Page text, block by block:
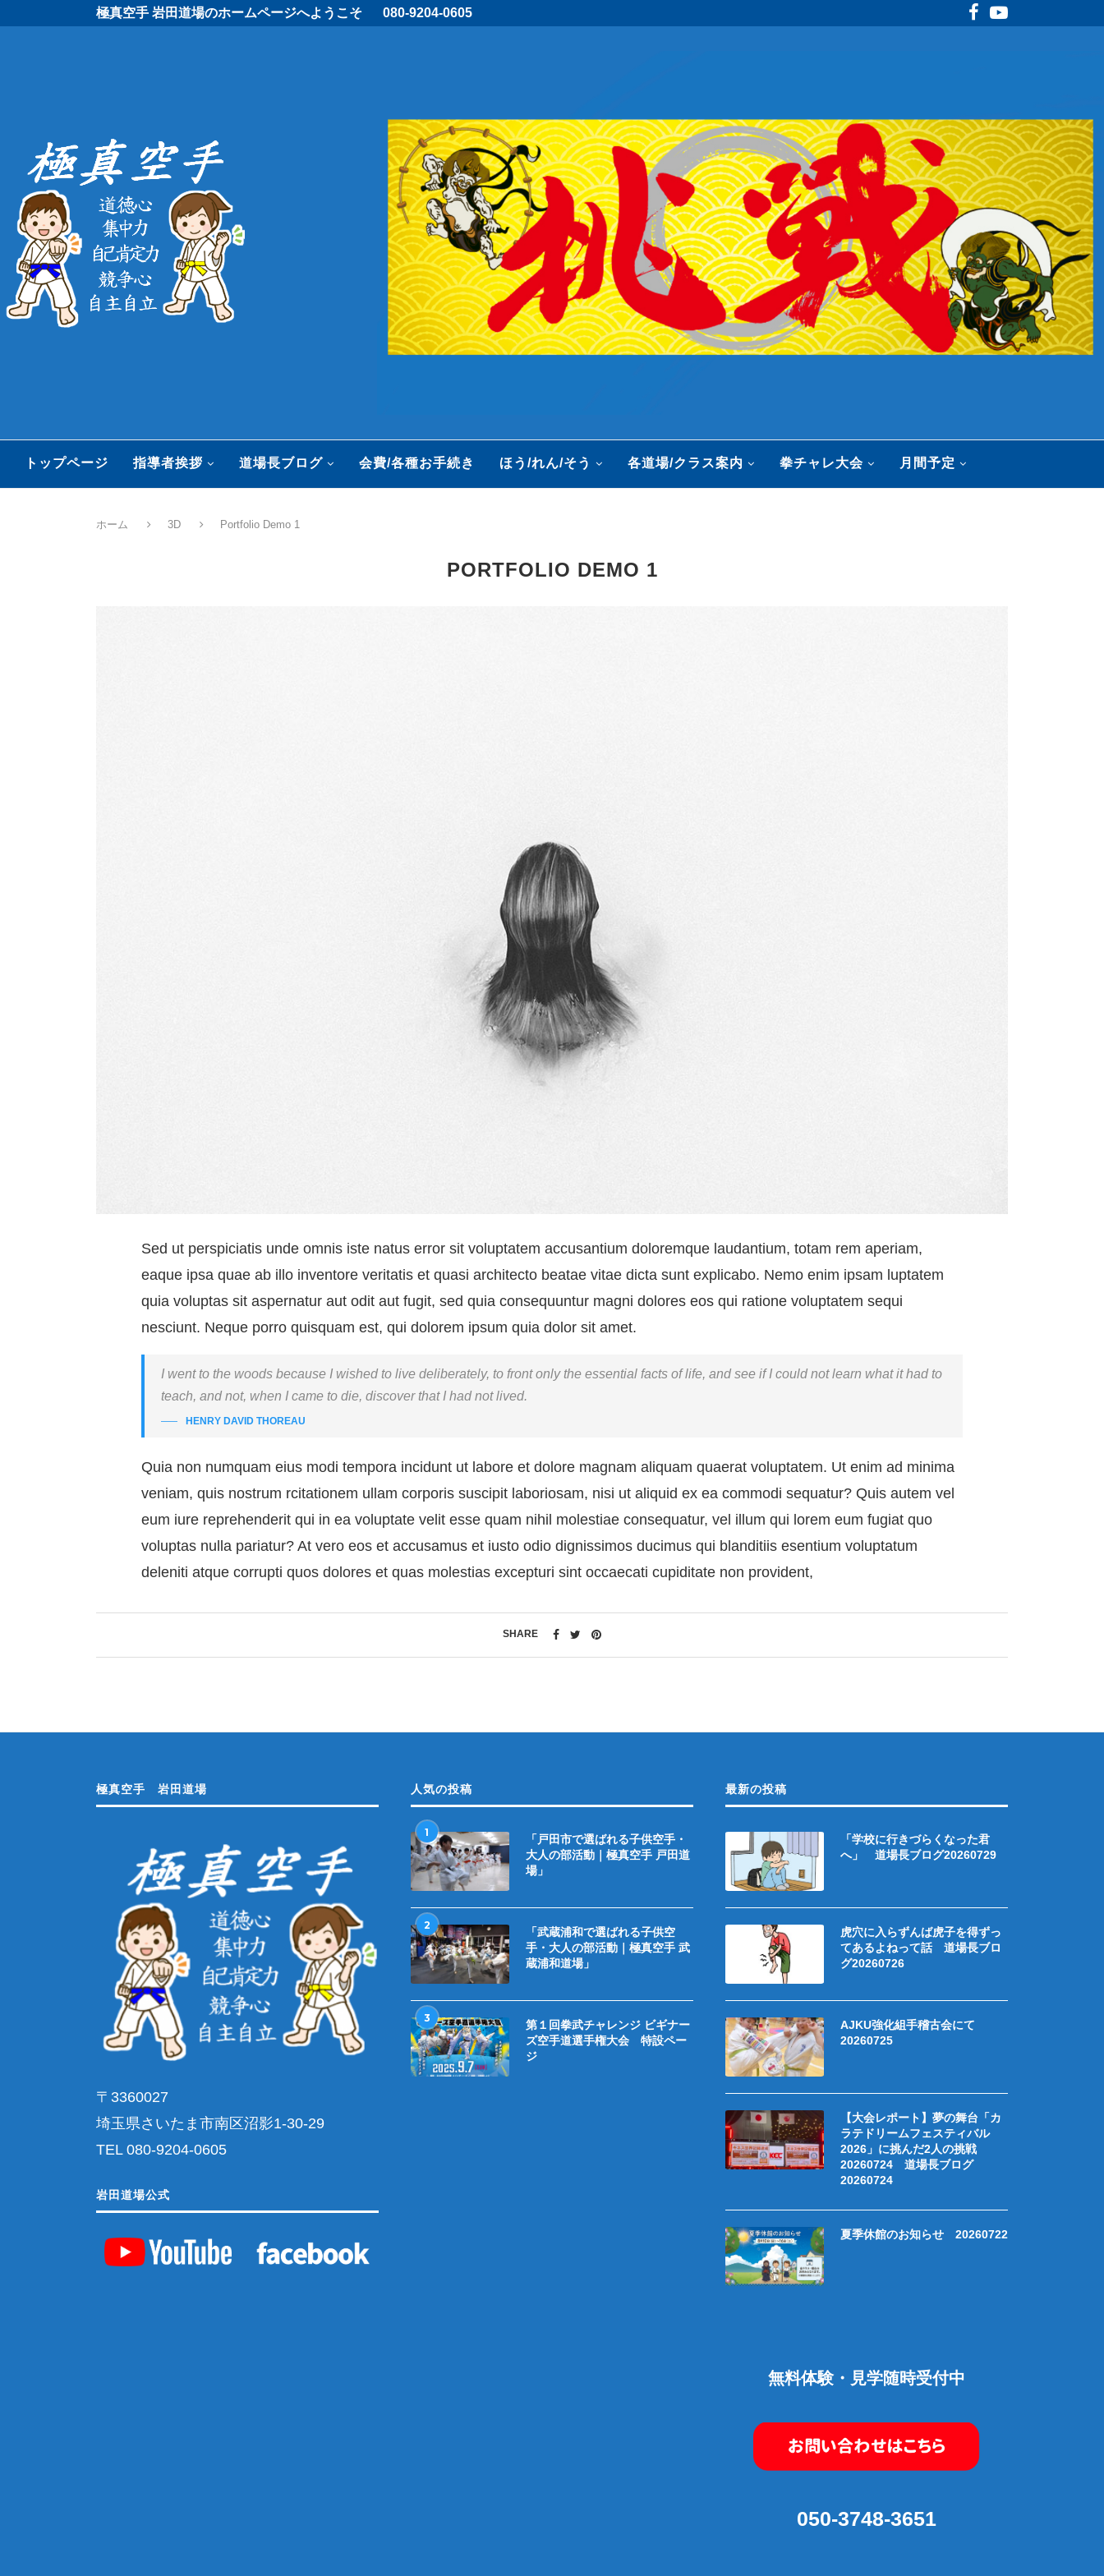
極真空手 岩田道場のホームページへようこそ 080-9204-0605
トップページ 指導者挨拶 道場長ブログ 会費/各種お手続き ほう/れん/そう 各道場/クラス案内 拳チャレ大会 月間予定
ホーム 3D Portfolio Demo 1
PORTFOLIO DEMO 1
Sed ut perspiciatis unde omnis iste natus error sit voluptatem accusantium doloremque laudantium, totam rem aperiam,
eaque ipsa quae ab illo inventore veritatis et quasi architecto beatae vitae dicta sunt explicabo. Nemo enim ipsam luptatem
quia voluptas sit aspernatur aut odit aut fugit, sed quia consequuntur magni dolores eos qui ratione voluptatem sequi
nesciunt. Neque porro quisquam est, qui dolorem ipsum quia dolor sit amet.
I went to the woods because I wished to live deliberately, to front only the essential facts of life, and see if I could not learn what it had to
teach, and not, when I came to die, discover that I had not lived.
HENRY DAVID THOREAU
Quia non numquam eius modi tempora incidunt ut labore et dolore magnam aliquam quaerat voluptatem. Ut enim ad minima
veniam, quis nostrum rcitationem ullam corporis suscipit laboriosam, nisi ut aliquid ex ea commodi sequatur? Quis autem vel
eum iure reprehenderit qui in ea voluptate velit esse quam nihil molestiae consequatur, vel illum qui lorem eum fugiat quo
voluptas nulla pariatur? At vero eos et accusamus et iusto odio dignissimos ducimus qui blanditiis esentium voluptatum
deleniti atque corrupti quos dolores et quas molestias excepturi sint occaecati cupiditate non provident,
SHARE
極真空手 岩田道場
〒3360027
埼玉県さいたま市南区沼影1-30-29
TEL 080-9204-0605
岩田道場公式
人気の投稿
1
「戸田市で選ばれる子供空手・
大人の部活動｜極真空手 戸田道
場」
2
「武蔵浦和で選ばれる子供空
手・大人の部活動｜極真空手 武
蔵浦和道場」
3
第１回拳武チャレンジ ビギナー
ズ空手道選手権大会 特設ペー
ジ
最新の投稿
「学校に行きづらくなった君
へ」 道場長ブログ20260729
虎穴に入らずんば虎子を得ずっ
てあるよねって話 道場長ブロ
グ20260726
AJKU強化組手稽古会にて
20260725
【大会レポート】夢の舞台「カ
ラテドリームフェスティバル
2026」に挑んだ2人の挑戦
20260724 道場長ブログ
20260724
夏季休館のお知らせ 20260722
無料体験・見学随時受付中
050-3748-3651